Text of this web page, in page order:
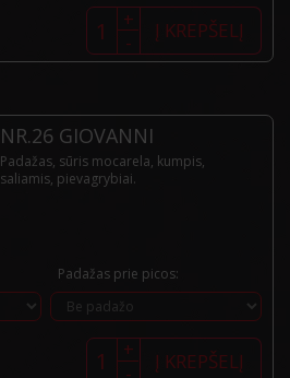
produkto
kiekis:
Nr.25
Borgo
-
+ Į KREPŠELĮ
NR.26 GIOVANNI
Padažas, sūris mocarela, kumpis,
saliamis, pievagrybiai.
Padažas prie picos:
produkto
kiekis:
Nr.26
+ Į KREPŠELĮ